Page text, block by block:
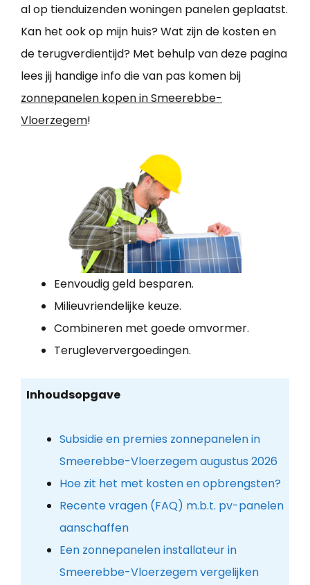
al op tienduizenden woningen panelen geplaatst.
Kan het ook op mijn huis? Wat zijn de kosten en
de terugverdientijd? Met behulp van deze pagina
lees jij handige info die van pas komen bij
zonnepanelen kopen in Smeerebbe-
Vloerzegem!
Eenvoudig geld besparen.
Milieuvriendelijke keuze.
Combineren met goede omvormer.
Terugleververgoedingen.
Inhoudsopgave
Subsidie en premies zonnepanelen in
Smeerebbe-Vloerzegem augustus 2026
Hoe zit het met kosten en opbrengsten?
Recente vragen (FAQ) m.b.t. pv-panelen
aanschaffen
Een zonnepanelen installateur in
Smeerebbe-Vloerzegem vergelijken